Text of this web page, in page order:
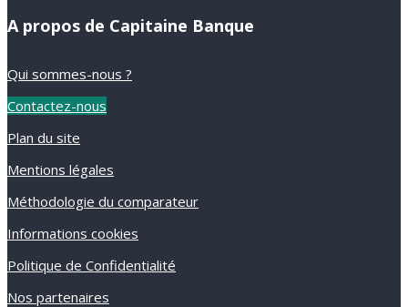
A propos de Capitaine Banque
Qui sommes-nous ?
Contactez-nous
Plan du site
Mentions légales
Méthodologie du comparateur
Informations cookies
Politique de Confidentialité
Nos partenaires